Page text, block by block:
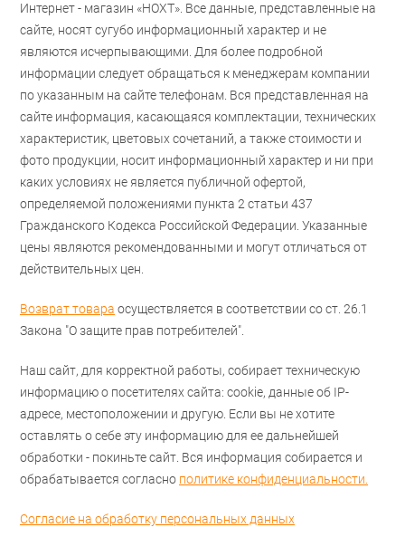
Интернет - магазин «НОХТ». Все данные, представленные на
сайте, носят сугубо информационный характер и не
являются исчерпывающими. Для более подробной
информации следует обращаться к менеджерам компании
по указанным на сайте телефонам. Вся представленная на
сайте информация, касающаяся комплектации, технических
характеристик, цветовых сочетаний, а также стоимости и
фото продукции, носит информационный характер и ни при
каких условиях не является публичной офертой,
определяемой положениями пункта 2 статьи 437
Гражданского Кодекса Российской Федерации. Указанные
цены являются рекомендованными и могут отличаться от
действительных цен.
Возврат товара осуществляется в соответствии со ст. 26.1
Закона "О защите прав потребителей".
Наш сайт, для корректной работы, собирает техническую
информацию о посетителях сайта: cookie, данные об IP-
адресе, местоположении и другую. Если вы не хотите
оставлять о себе эту информацию для ее дальнейшей
обработки - покиньте сайт. Вся информация собирается и
обрабатывается согласно политике конфиденциальности.
Согласие на обработку персональных данных